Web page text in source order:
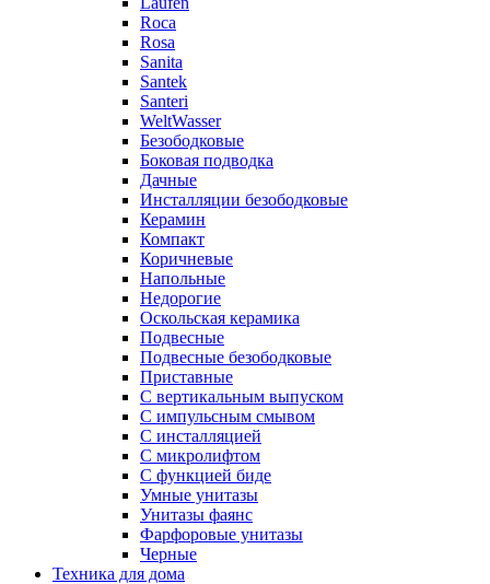
Roca
Rosa
Sanita
Santek
Santeri
WeltWasser
Безободковые
Боковая подводка
Дачные
Инсталляции безободковые
Керамин
Компакт
Коричневые
Напольные
Недорогие
Оскольская керамика
Подвесные
Подвесные безободковые
Приставные
С вертикальным выпуском
С импульсным смывом
С инсталляцией
С микролифтом
С функцией биде
Умные унитазы
Унитазы фаянс
Фарфоровые унитазы
Черные
Техника для дома